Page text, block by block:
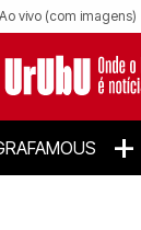
vivo (com imagens)
FAMOUS +